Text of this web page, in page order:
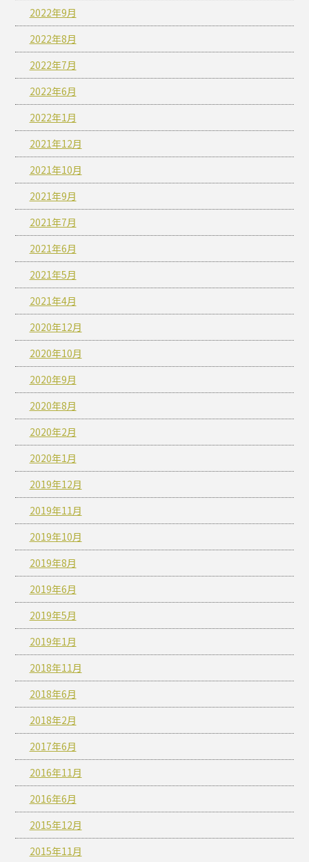
2022年9月
2022年8月
2022年7月
2022年6月
2022年1月
2021年12月
2021年10月
2021年9月
2021年7月
2021年6月
2021年5月
2021年4月
2020年12月
2020年10月
2020年9月
2020年8月
2020年2月
2020年1月
2019年12月
2019年11月
2019年10月
2019年8月
2019年6月
2019年5月
2019年1月
2018年11月
2018年6月
2018年2月
2017年6月
2016年11月
2016年6月
2015年12月
2015年11月